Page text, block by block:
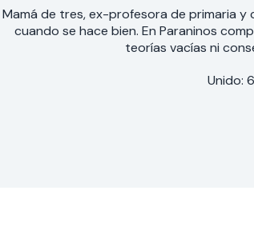
Mamá de tres, ex-profesora de primaria
cuando se hace bien. En Paraninos
teorías vacías ni
Unido: